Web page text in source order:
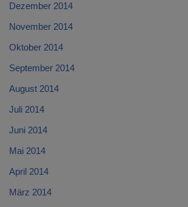
Dezember 2014
November 2014
Oktober 2014
September 2014
August 2014
Juli 2014
Juni 2014
Mai 2014
April 2014
März 2014